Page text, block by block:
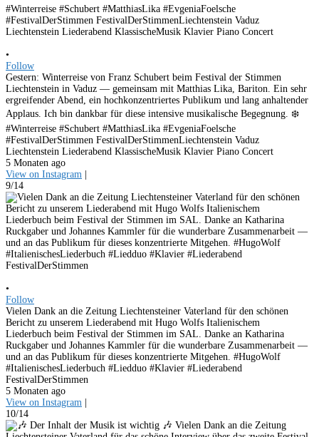
•
Follow
Gestern: Winterreise von Franz Schubert beim Festival der Stimmen
Liechtenstein in Vaduz — gemeinsam mit Matthias Lika, Bariton. Ein sehr
ergreifender Abend, ein hochkonzentriertes Publikum und lang anhaltender
Applaus. Ich bin dankbar für diese intensive musikalische Begegnung. ❄️
#Winterreise #Schubert #MatthiasLika #EvgeniaFoelsche
#FestivalDerStimmen FestivalDerStimmenLiechtenstein Vaduz
Liechtenstein Liederabend KlassischeMusik Klavier Piano Concert
5 Monaten ago
View on Instagram
9/14
•
Follow
Vielen Dank an die Zeitung Liechtensteiner Vaterland für den schönen
Bericht zu unserem Liederabend mit Hugo Wolfs Italienischem
Liederbuch beim Festival der Stimmen im SAL. Danke an Katharina
Ruckgaber und Johannes Kammler für die wunderbare Zusammenarbeit —
und an das Publikum für dieses konzentrierte Mitgehen. #HugoWolf
#ItalienischesLiederbuch #Liedduo #Klavier #Liederabend
FestivalDerStimmen
5 Monaten ago
View on Instagram
10/14